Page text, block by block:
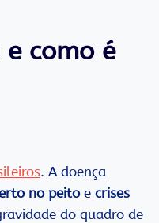
como é
. A doença
no peitoe crises
do quadro de